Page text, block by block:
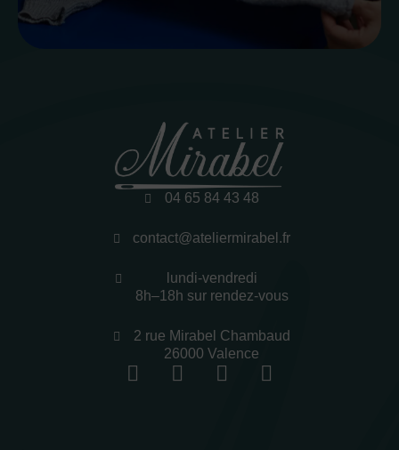
04 65 84 43 48
contact@ateliermirabel.fr
lundi-vendredi
8h–18h sur rendez-vous
2 rue Mirabel Chambaud
26000 Valence